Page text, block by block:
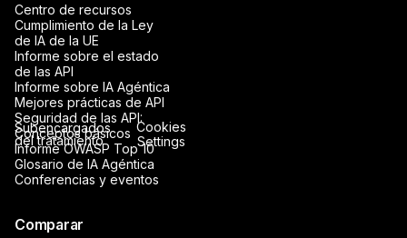
Centro de recursos
Cumplimiento de la Ley
de IA de la UE
Informe sobre el estado
de las API
Informe sobre IA Agéntica
Mejores prácticas de API
Seguridad de las API:
Conceptos básicos
Informe OWASP Top 10
Glosario de IA Agéntica
Conferencias y eventos
Comparar
Subencargados
del tratamiento
Cookies
Settings